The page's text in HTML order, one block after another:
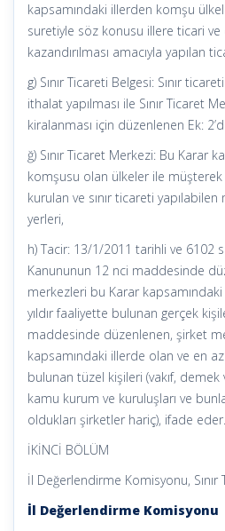
kapsamındaki illerden komşu
suretiyle söz konusu illere ticari ve
kazandırılması amacıyla yapılan
g) Sınır Ticareti Belgesi: Sınır
ithalat yapılması ile Sınır Ticaret
kiralanması için düzenlenen Ek:
ğ) Sınır Ticaret Merkezi: Bu Karar
komşusu olan ülkeler ile müşterek
kurulan ve sınır ticareti
yerleri,
h) Tacir: 13/1/2011 tarihli ve 6102
Kanununun 12 nci maddesinde
merkezleri bu Karar
yıldır faaliyette bulunan gerçek
maddesinde düzenlenen, şirket
kapsamındaki illerde olan ve en az
bulunan tüzel kişileri (vakıf,
kamu kurum ve kuruluşları ve
oldukları şirketler hariç), ifade eder.
İKİNCİ BÖLÜM
İl Değerlendirme Komisyonu, Sınır
İl Değerlendirme Komisyonu